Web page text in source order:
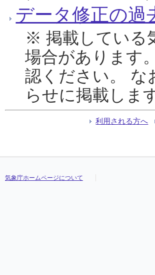
データ修正の過
※ 掲載している
場合があります
認ください。 な
らせに掲載しま
利用される方へ
気象庁ホームページについて